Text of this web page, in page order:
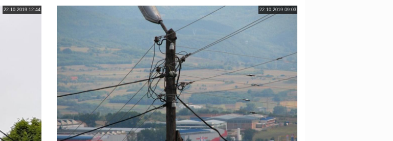
22.10.2019 12:44 22.10.2019 09:03